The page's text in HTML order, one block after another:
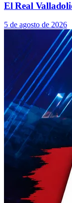
El Real
5 de agosto de 2026